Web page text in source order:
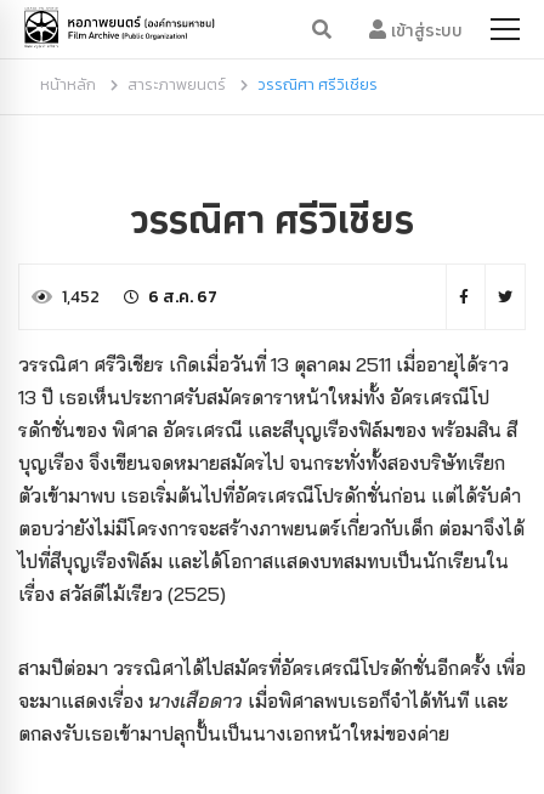
เข้าสู่ระบบ
หน้าหลัก สาระภาพยนตร์ วรรณิศา ศรีวิเชียร
วรรณิศา ศรีวิเชียร
1,452 6 ส.ค. 67
วรรณิศา ศรีวิเชียร เกิดเมื่อวันที่ 13 ตุลาคม 2511 เมื่ออายุได้ราว
13 ปี เธอเห็นประกาศรับสมัครดาราหน้าใหม่ทั้ง อัครเศรณีโป
รดักชั่นของ พิศาล อัครเศรณี และสีบุญเรืองฟิล์มของ พร้อมสิน สี
บุญเรือง จึงเขียนจดหมายสมัครไป จนกระทั่งทั้งสองบริษัทเรียก
ตัวเข้ามาพบ เธอเริ่มต้นไปที่อัครเศรณีโปรดักชั่นก่อน แต่ได้รับคำ
ตอบว่ายังไม่มีโครงการจะสร้างภาพยนตร์เกี่ยวกับเด็ก ต่อมาจึงได้
ไปที่สีบุญเรืองฟิล์ม และได้โอกาสแสดงบทสมทบเป็นนักเรียนใน
เรื่อง สวัสดีไม้เรียว (2525)
สามปีต่อมา วรรณิศาได้ไปสมัครที่อัครเศรณีโปรดักชั่นอีกครั้ง เพื่อ
จะมาแสดงเรื่อง นางเสือดาว เมื่อพิศาลพบเธอก็จำได้ทันที และ
ตกลงรับเธอเข้ามาปลุกปั้นเป็นนางเอกหน้าใหม่ของค่าย